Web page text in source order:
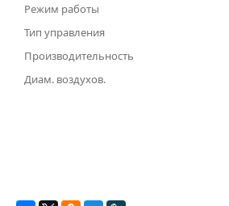
Режим работы
Тип управления
Производительность
Диам. воздухов.